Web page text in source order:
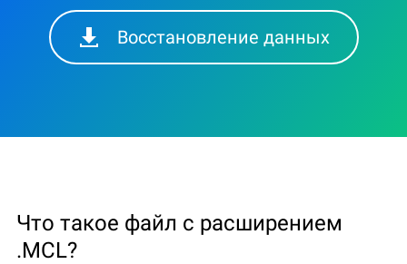
Восстановление данных
Что такое файл с расширением
.MCL?